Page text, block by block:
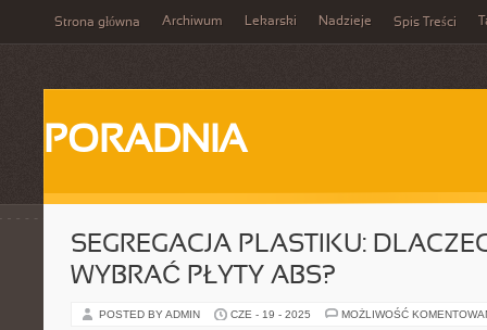
Strona główna Archiwum Lekarski Nadzieje Spis Treści
PORADNIA
SEGREGACJA PLASTIKU:
WYBRAĆ PŁYTY ABS?
POSTED BY ADMIN CZE - 19 - 2025 MOŻLIWOŚĆ